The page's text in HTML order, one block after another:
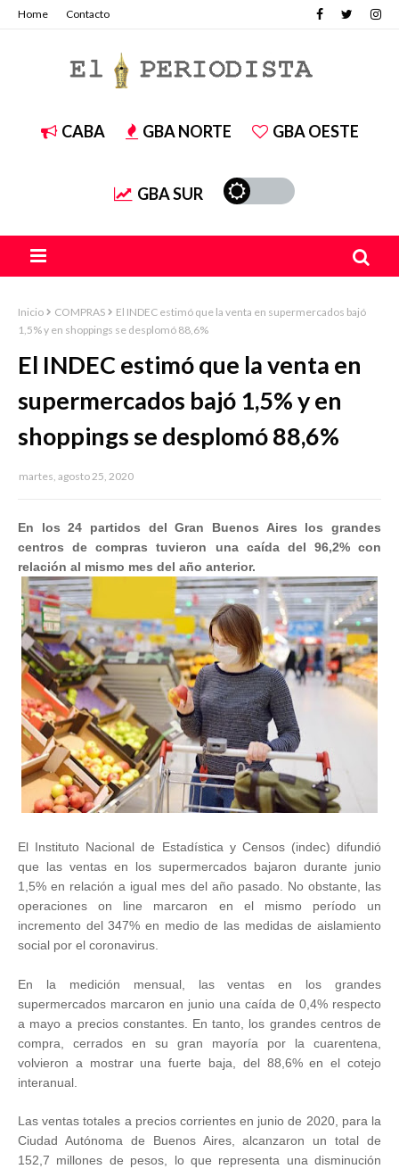
Home Contacto
CABA GBA NORTE GBA OESTE
GBA SUR
Inicio COMPRAS
El INDEC estimó que la venta en supermercados bajó
1,5% y en shoppings se desplomó 88,6%
El INDEC estimó que la venta en
supermercados bajó 1,5% y en
shoppings se desplomó 88,6%
martes, agosto 25, 2020
En los 24 partidos del Gran Buenos Aires los grandes
centros de compras tuvieron una caída del 96,2% con
relación al mismo mes del año anterior.
El Instituto Nacional de Estadística y Censos (indec) difundió
que las ventas en los supermercados bajaron durante junio
1,5% en relación a igual mes del año pasado. No obstante, las
operaciones on line marcaron en el mismo período un
incremento del 347% en medio de las medidas de aislamiento
social por el coronavirus.
En la medición mensual, las ventas en los grandes
supermercados marcaron en junio una caída de 0,4% respecto
a mayo a precios constantes. En tanto, los grandes centros de
compra, cerrados en su gran mayoría por la cuarentena,
volvieron a mostrar una fuerte baja, del 88,6% en el cotejo
interanual.
Las ventas totales a precios corrientes en junio de 2020, para la
Ciudad Autónoma de Buenos Aires, alcanzaron un total de
152,7 millones de pesos, lo que representa una disminución